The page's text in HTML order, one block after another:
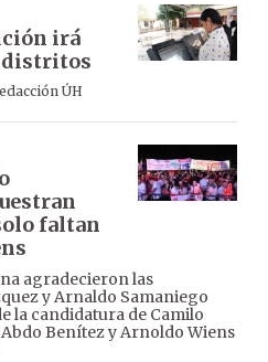
irá
distritos
ÚH
faltan
agradecieron las
y Arnaldo Samaniego
la candidatura de Camilo
Benítez y Arnoldo Wiens